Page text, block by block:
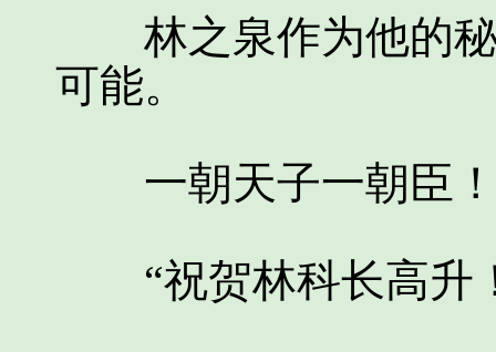
林之泉作为他的秘
可能。
一朝天子一朝臣
“祝贺林科长高升